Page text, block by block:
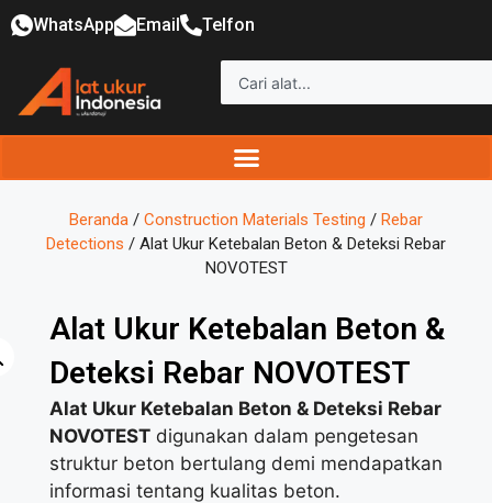
WhatsApp Email Telfon
Beranda / Construction Materials Testing / Rebar
Detections / Alat Ukur Ketebalan Beton & Deteksi Rebar
NOVOTEST
Alat Ukur Ketebalan Beton &
Deteksi Rebar NOVOTEST
Alat Ukur Ketebalan Beton & Deteksi Rebar
NOVOTEST digunakan dalam pengetesan
struktur beton bertulang demi mendapatkan
informasi tentang kualitas beton.